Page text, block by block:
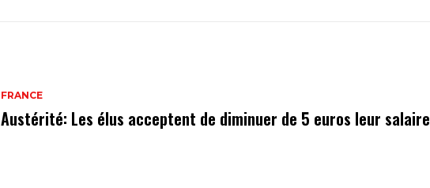
FRANCE
Austérité: Les élus acceptent de diminuer de 5 euros leur salaire